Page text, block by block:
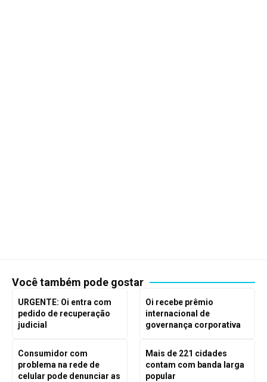
Você também pode gostar
URGENTE: Oi entra com
pedido de recuperação
judicial
Oi recebe prêmio
internacional de
governança corporativa
Consumidor com
problema na rede de
celular pode denunciar as
Mais de 221 cidades
contam com banda larga
popular